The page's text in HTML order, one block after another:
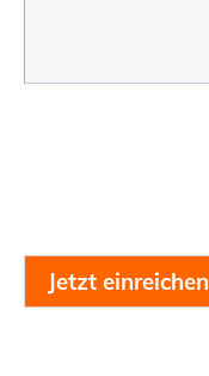
Jetzt einreichen